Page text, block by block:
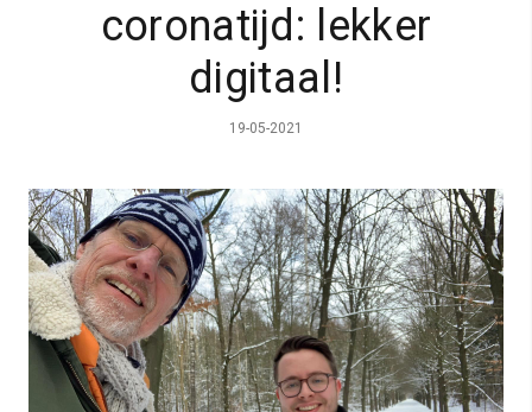
coronatijd: lekker
digitaal!
19-05-2021